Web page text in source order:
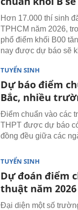
Hơn 17.000 thí sinh
TPHCM năm 2026,
phổ điểm khối B00
nay được dự báo sẽ
TUYỂN SINH
Dự báo điểm
Bắc, nhiều
Điểm chuẩn vào các
THPT được dự báo
đồng đều giữa các
TUYỂN SINH
Dự đoán điểm
thuật năm 2026
Đại diện một số